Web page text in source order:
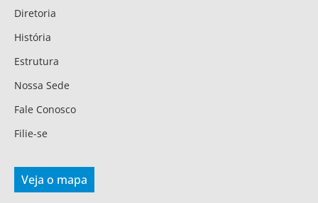
Diretoria
História
Estrutura
Nossa Sede
Fale Conosco
Filie-se
Veja o mapa